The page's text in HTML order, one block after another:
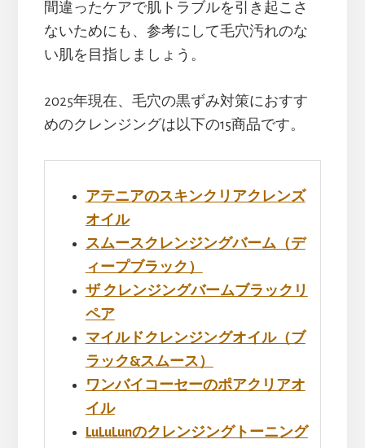
間違ったケアで肌トラブルを引き起こさ
ないためにも、参考にして毛穴汚れのな
い肌を目指しましょう。
2025年現在、毛穴の黒ずみ対策におすす
めのクレンジングは以下の15商品です。
アテニアのスキンクリアクレンズ
オイル
スムースクレンジングバーム（デ
ィープブラック）
ザ クレンジングバームブラックリ
ペア
マイルドクレンジングオイル（ブ
ラック&スムース）
ワンバイコーセーのポアクリアオ
イル
LuLuLunのクレンジングトーニング